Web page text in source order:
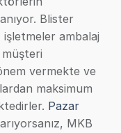
Blister
ambalaj
müşteri
vermekte ve
maksimum
Pazar
arıyorsanız, MKB